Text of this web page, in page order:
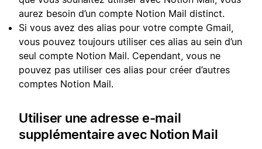
aurez besoin d’un compte Notion Mail distinct.
Si vous avez des alias pour votre compte Gmail,
vous pouvez toujours utiliser ces alias au sein d’un
seul compte Notion Mail. Cependant, vous ne
pouvez pas utiliser ces alias pour créer d’autres
comptes Notion Mail.
Utiliser une adresse e-mail
supplémentaire avec Notion Mail